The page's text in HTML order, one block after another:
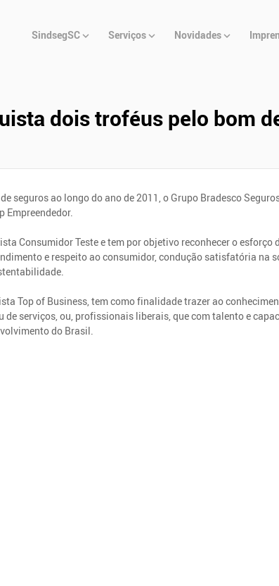
Principal
SindsegSC Serviços Novidades
dois troféus pelo bom
seguros ao longo do ano de 2011, o Grupo Bradesco
Empreendedor.
Consumidor Teste e tem por objetivo reconhecer o esforço
e respeito ao consumidor, condução satisfatória na
Top of Business, tem como finalidade trazer ao
serviços, ou, profissionais liberais, que com talento e
do Brasil.